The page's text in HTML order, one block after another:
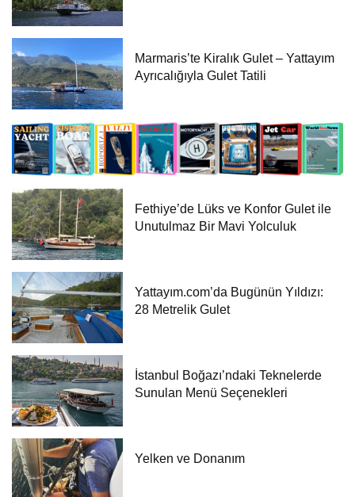
Marmaris’te Kiralık Gulet – Yattayım
Ayrıcalığıyla Gulet Tatili
Fethiye’de Lüks ve Konfor Gulet ile
Unutulmaz Bir Mavi Yolculuk
Yattayım.com’da Bugünün Yıldızı:
28 Metrelik Gulet
İstanbul Boğazı’ndaki Teknelerde
Sunulan Menü Seçenekleri
Yelken ve Donanım